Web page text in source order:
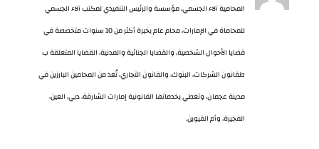
المحامية آلاء الجسمي، مؤسسة والرئيس التنفيذي لمكتب آلاء الجسمي
للمحاماة في الإمارات، محام عام بخبرة أكثر من 10 سنوات متخصصة في
قضايا الأحوال الشخصية، والقضايا الجنائية والمدنية، القضايا المتعلقة ب
طقانون الشركات، البنوك، والقانون التجاري، تُعد من المحامين البارزين في
مدينة عجمان، وتغطي بخدماتها القانونية إمارات الشارقة، دبي، العين،
الفجيرة، وأم القيوين.